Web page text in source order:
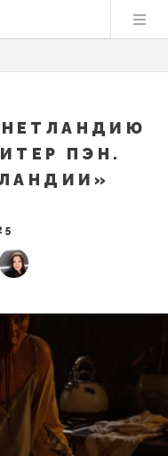
ПЭН.